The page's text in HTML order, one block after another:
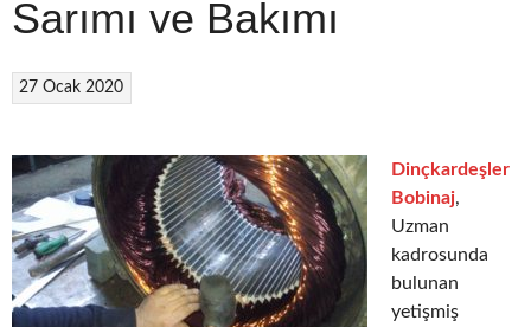
Sarımı ve Bakımı
27 Ocak 2020
Dinçkardeşler
Bobinaj,
Uzman
kadrosunda
bulunan
yetişmiş